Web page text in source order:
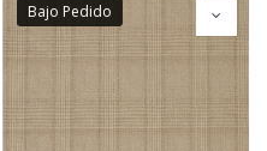
Bajo Pedido